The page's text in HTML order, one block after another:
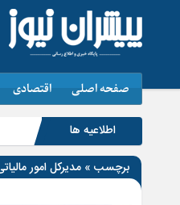
صفحه اصلی اقتصادی
اطلاعیه ها
برچسب » مدیرکل امور